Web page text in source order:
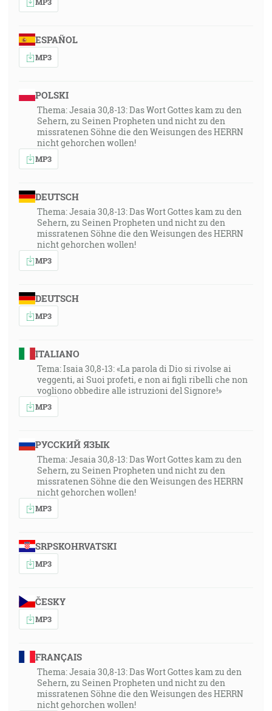
ESPAÑOL
MP3
POLSKI
Thema: Jesaia 30,8-13: Das Wort Gottes kam zu den
Sehern, zu Seinen Propheten und nicht zu den
missratenen Söhne die den Weisungen des HERRN
nicht gehorchen wollen!
MP3
DEUTSCH
Thema: Jesaia 30,8-13: Das Wort Gottes kam zu den
Sehern, zu Seinen Propheten und nicht zu den
missratenen Söhne die den Weisungen des HERRN
nicht gehorchen wollen!
MP3
DEUTSCH
MP3
ITALIANO
Tema: Isaia 30,8-13: «La parola di Dio si rivolse ai
veggenti, ai Suoi profeti, e non ai figli ribelli che non
vogliono obbedire alle istruzioni del Signore!»
MP3
РУССКИЙ ЯЗЫК
Thema: Jesaia 30,8-13: Das Wort Gottes kam zu den
Sehern, zu Seinen Propheten und nicht zu den
missratenen Söhne die den Weisungen des HERRN
nicht gehorchen wollen!
MP3
SRPSKOHRVATSKI
MP3
ČESKY
MP3
FRANÇAIS
Thema: Jesaia 30,8-13: Das Wort Gottes kam zu den
Sehern, zu Seinen Propheten und nicht zu den
missratenen Söhne die den Weisungen des HERRN
nicht gehorchen wollen!